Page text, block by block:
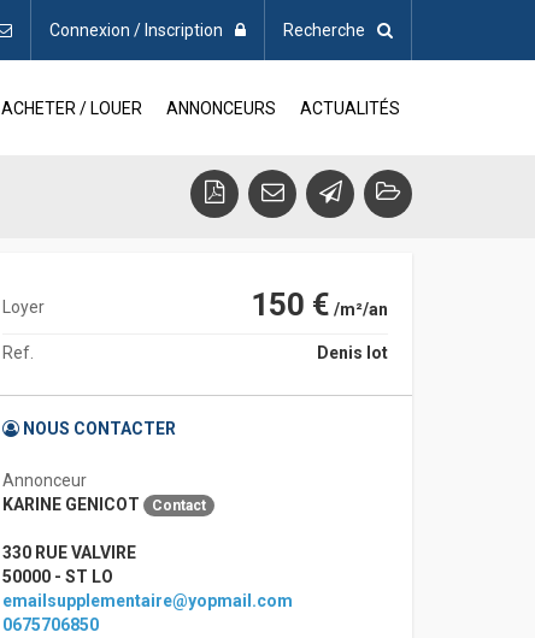
Connexion / Inscription Recherche
ACHETER / LOUER ANNONCEURS ACTUALITÉS
Loyer 150 € /m²/an
Ref. Denis lot
NOUS CONTACTER
Annonceur
KARINE GENICOT
Contact
330 RUE VALVIRE
50000 - ST LO
emailsupplementaire@yopmail.com
0675706850